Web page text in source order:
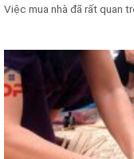
Việc mua nhà đã rất quan